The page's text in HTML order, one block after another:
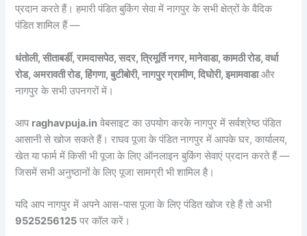
प्रदान करते हैं। हमारी पंडित बुकिंग सेवा में नागपुर के सभी क्षेत्रों के वैदिक
पंडित शामिल हैं —
धंतोली, सीताबर्डी, रामदासपेठ, सदर, त्रिमूर्ति नगर, मानेवाडा, कामठी रोड, वर्धा
रोड, अमरावती रोड, हिंगणा, बुटीबोरी, नागपुर ग्रामीण, दिघोरी, इमामवाडाऔर
नागपुर के सभी उपनगरों में।
आप raghavpuja.in वेबसाइट का उपयोग करके नागपुर में सर्वश्रेष्ठ पंडित
आसानी से खोज सकते हैं। राघव पूजा के पंडित नागपुर में आपके घर, कार्यालय,
खेत या फार्म में किसी भी पूजा के लिए ऑनलाइन बुकिंग सेवाएं प्रदान करते हैं —
जिसमें सभी अनुष्ठानों के लिए पूजा सामग्री भी शामिल है।
यदि आप नागपुर में अपने आस-पास पूजा के लिए पंडित खोज रहे हैं तो अभी
9525256125 पर कॉल करें।